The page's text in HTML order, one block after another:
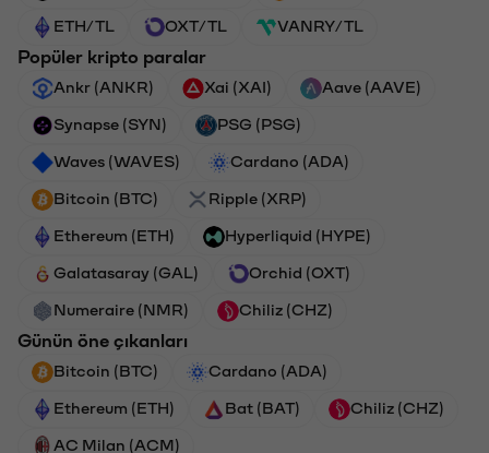
ETH/TL OXT/TL VANRY/TL
Popüler kripto paralar
Ankr (ANKR) Xai (XAI) Aave (AAVE)
Synapse (SYN) PSG (PSG)
Waves (WAVES) Cardano (ADA)
Bitcoin (BTC) Ripple (XRP)
Ethereum (ETH) Hyperliquid (HYPE)
Galatasaray (GAL) Orchid (OXT)
Numeraire (NMR) Chiliz (CHZ)
Günün öne çıkanları
Bitcoin (BTC) Cardano (ADA)
Ethereum (ETH) Bat (BAT) Chiliz (CHZ)
AC Milan (ACM)